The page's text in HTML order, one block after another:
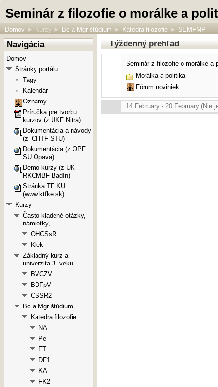
Seminár z filozofie o morálke a
Domov ► Kurzy ► Bc a Mgr štúdium ► Katedra filozofie ► SEMFMP
Týždenný prehľad
Seminár z filozofie o morálke a
Morálka a politika
Fórum noviniek
14 February - 20 February (Nie
Navigácia
Domov
Stránky portálu
Tagy
Kalendár
Oznamy
Príručka pre tvorbu
kurzov (z UKF Nitra)
Dokumentácia a návody
(z_CHTF STU)
Dokumentácia (z OPF
SU Opava)
Demo kurzy (z UK
RKCMBF Badín)
Stránka TF KU
(www.ktfke.sk)
Kurzy
Často kladené otázky,
námietky,...
OHCSsR
Klek
Základný kurz a
univerzita 3. veku
BVCZV
BDFpV
CSSR2
Bc a Mgr štúdium
Katedra filozofie
NA
Pe
FT
DF1
KA
FK2